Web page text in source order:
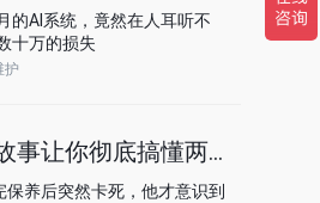
的AI系统，竟然在人耳听不
十万的损失
护
让你彻底搞懂两者的区别
养后突然卡死，他才意识到